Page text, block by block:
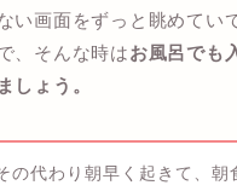
い画面をずっと眺めてい
、そんな時はお風呂でも
しょう。
の代わり朝早く起きて、朝